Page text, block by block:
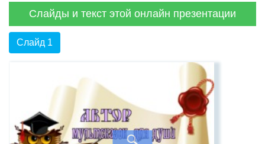
Слайды и текст этой онлайн презентации
Слайд 1